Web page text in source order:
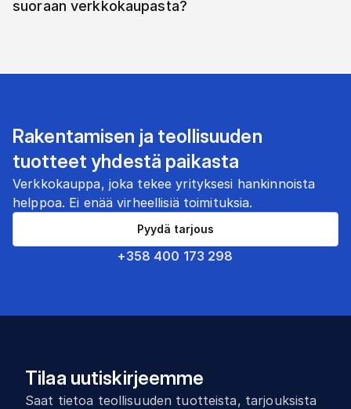
suoraan verkkokaupasta?
Rakentamisen ja teollisuuden
tuotteet yhdestä paikasta
Verkkokauppa, joka tekee yrityksesi hankinnoista
helppoa. Ei enää virheellisiä toimituksia.
+358 400 173 298
Pyydä tarjous
Tilaa uutiskirjeemme
Saat tietoa teollisuuden tuotteista, tarjouksista